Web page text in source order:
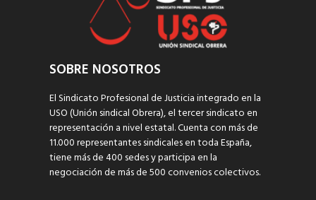
SOBRE NOSOTROS
El Sindicato Profesional de Justicia integrado en la
USO (Unión sindical Obrera), el tercer sindicato en
representación a nivel estatal. Cuenta con más de
11.000 representantes sindicales en toda España,
tiene más de 400 sedes y participa en la
negociación de más de 500 convenios colectivos.